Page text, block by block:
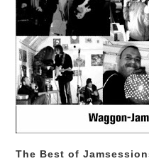
The Best of